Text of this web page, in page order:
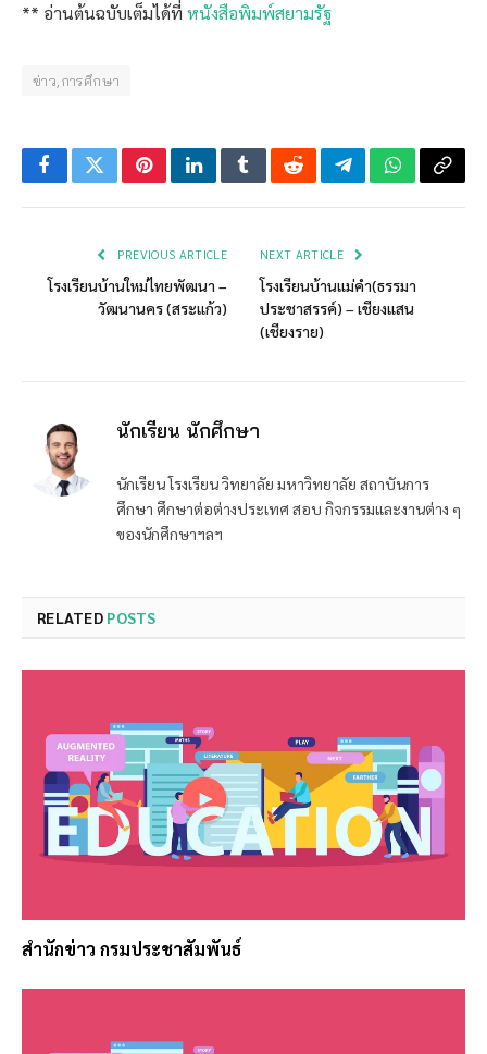
** อ่านต้นฉบับเต็มได้ที่ หนังสือพิมพ์สยามรัฐ
ข่าว,การศึกษา
FacebookTwitterPinterestLinkedInTumblrRedditTelegramWhatsApp
Copy
PREVIOUS ARTICLE
โรงเรียนบ้านใหม่ไทยพัฒนา –
วัฒนานคร (สระแก้ว)
NEXT ARTICLE
โรงเรียนบ้านแม่คำ(ธรรมา
ประชาสรรค์) – เชียงแสน
(เชียงราย)
นักเรียน นักศึกษา
นักเรียน โรงเรียน วิทยาลัย มหาวิทยาลัย สถาบันการ
ศึกษา ศึกษาต่อต่างประเทศ สอบ กิจกรรมและงานต่าง ๆ
ของนักศึกษาฯลฯ
RELATED POSTS
สำนักข่าว กรมประชาสัมพันธ์